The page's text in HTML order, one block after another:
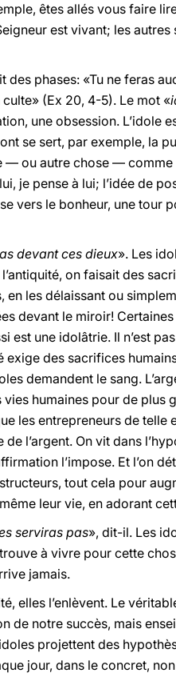
êtes allés vous faire
est vivant; les
phases: «Tu ne feras
(Ex 20, 4-5). Le mot «
une obsession. L’idole
se sert, par exemple, la
ou autre chose —
je pense à lui; l’idée de
vers le bonheur, une tour
devant ces dieux». Les
on faisait des
les délaissant ou
devant le miroir!
une idolâtrie. Il n’est
des sacrifices
demandent le sang.
humaines pour de plus
les entrepreneurs de telle
l’argent. On vit dans
l’impose. Et l’on
tout cela pour
leur vie, en adorant
serviras pas», dit-il. Les
à vivre pour cette
jamais.
elles l’enlèvent. Le
de notre succès, mais
projettent des
jour, dans le concret,